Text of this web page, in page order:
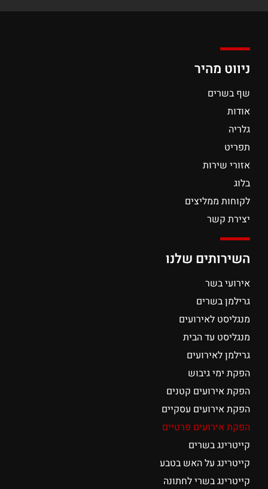
ניווט מהיר
שף בשרים
אודות
גלריה
תפריט
אזורי שירות
בלוג
לקוחות ממליצים
יצירת קשר
השירותים שלנו
אירועי בשר
גרילמן בשרים
מנגליסט לאירועים
מנגליסט עד הבית
גרילמן לאירועים
הפקת ימי גיבוש
הפקת אירועים קטנים
הפקת אירועים עסקיים
הפקת אירועים פרטיים
קייטרינג בשרים
קייטרינג על האש בטבע
קייטרינג בשרי לחתונה